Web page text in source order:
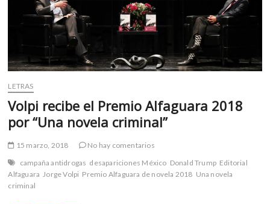
LETRAS
Volpi recibe el Premio Alfaguara 2018
por “Una novela criminal”
15 marzo, 2018
No hay comentarios
campaña antidrogas desapariciones México Donald Trump Editorial
Alfaguara Jorge Volpi Premio Alfaguara de novela 2018 Una novela
criminal